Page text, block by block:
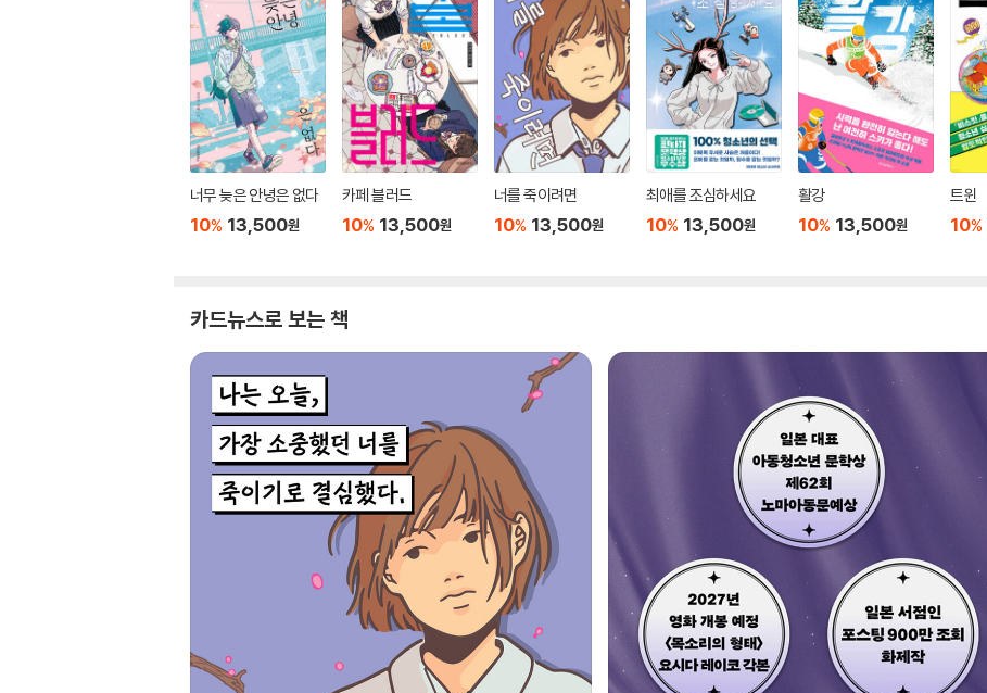
너무 늦은 안녕은 없다
10% 13,500원
카페 블러드
10% 13,500원
너를 죽이려면
10% 13,500원
최애를 조심하세요
10% 13,500원
활강
10% 13,500원
트윈
10%
카드뉴스로 보는 책